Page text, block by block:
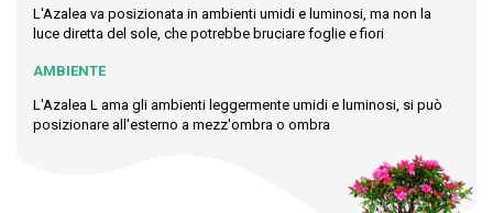
L'Azalea va posizionata in ambienti umidi e luminosi, ma non la
luce diretta del sole, che potrebbe bruciare foglie e fiori
AMBIENTE
L'Azalea L ama gli ambienti leggermente umidi e luminosi, si può
posizionare all'esterno a mezz'ombra o ombra